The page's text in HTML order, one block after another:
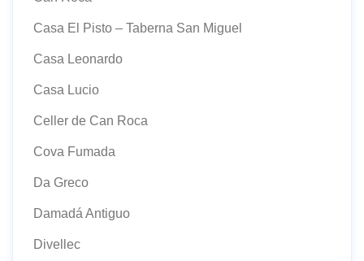
Casa El Pisto – Taberna San Miguel
Casa Leonardo
Casa Lucio
Celler de Can Roca
Cova Fumada
Da Greco
Damadá Antiguo
Divellec